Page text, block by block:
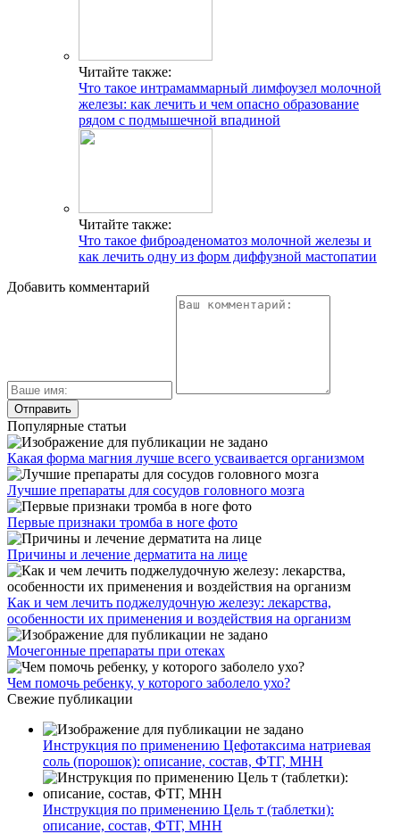
Читайте также:
Что такое интрамаммарный лимфоузел молочной
железы: как лечить и чем опасно образование
рядом с подмышечной впадиной
Читайте также:
Что такое фиброаденоматоз молочной железы и
как лечить одну из форм диффузной мастопатии
Добавить комментарий
Популярные статьи
Какая форма магния лучше всего усваивается организмом
Лучшие препараты для сосудов головного мозга
Первые признаки тромба в ноге фото
Причины и лечение дерматита на лице
Как и чем лечить поджелудочную железу: лекарства,
особенности их применения и воздействия на организм
Мочегонные препараты при отеках
Чем помочь ребенку, у которого заболело ухо?
Свежие публикации
Инструкция по применению Цефотаксима натриевая
соль (порошок): описание, состав, ФТГ, МНН
Инструкция по применению Цель т (таблетки):
описание, состав, ФТГ, МНН